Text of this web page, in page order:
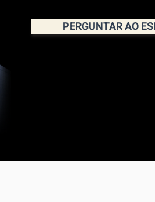
PERGUNTAR AO